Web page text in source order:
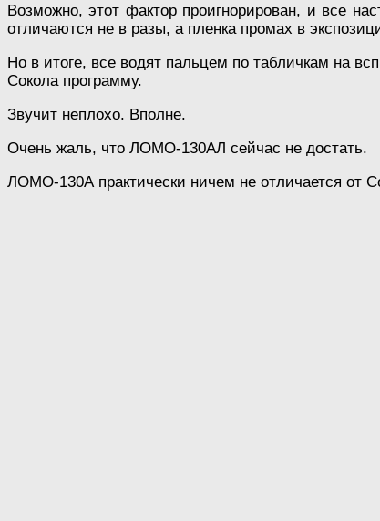
Возможно, этот фактор проигнорирован, и все
отличаются не в разы, а пленка промах в
Но в итоге, все водят пальцем по табличкам на
Сокола программу.
Звучит неплохо. Вполне.
Очень жаль, что ЛОМО-130АЛ сейчас не достать.
ЛОМО-130А практически ничем не отличается от